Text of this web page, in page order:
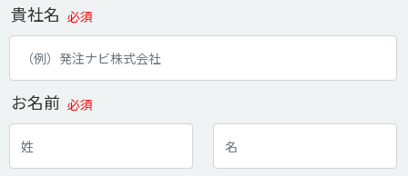
貴社名 必須
お名前 必須